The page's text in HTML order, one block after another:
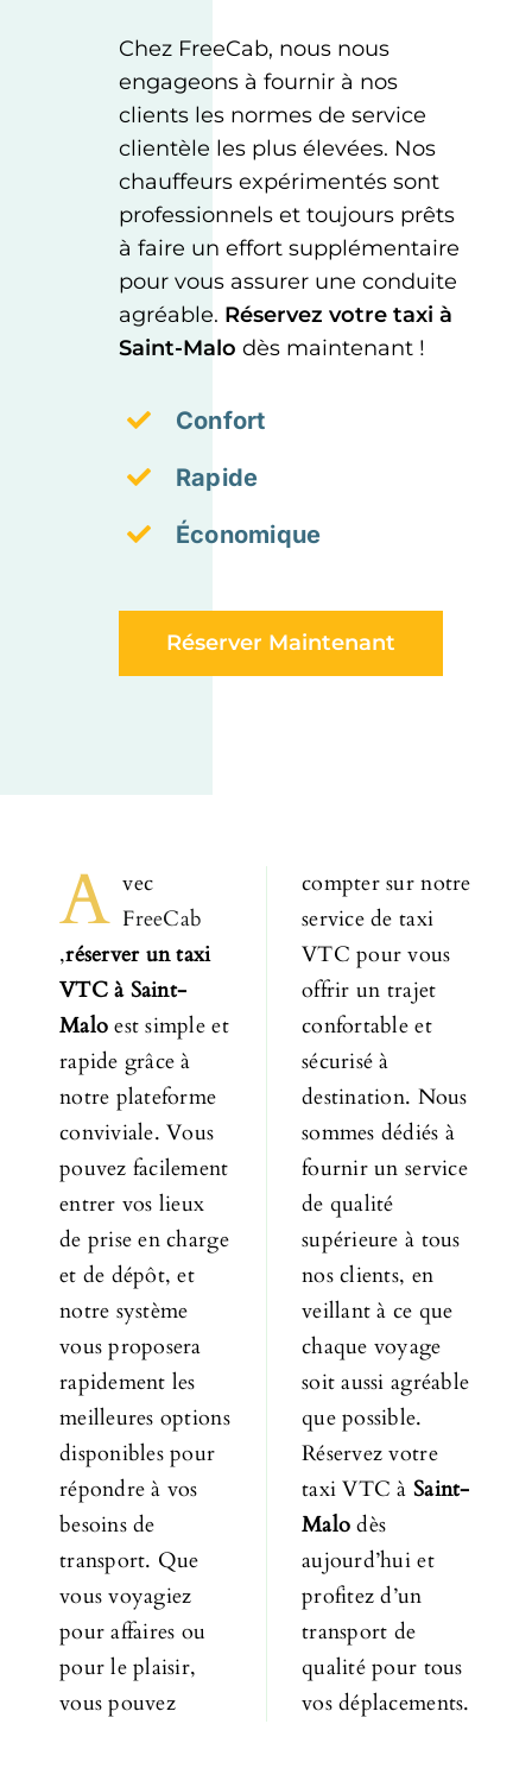
Chez FreeCab, nous nous
engageons à fournir à nos
clients les normes de service
clientèle les plus élevées. Nos
chauffeurs expérimentés sont
professionnels et toujours prêts
à faire un effort supplémentaire
pour vous assurer une conduite
agréable. Réservez votre taxi à
Saint-Malo dès maintenant !
Confort
Rapide
Économique
Réserver Maintenant
A vec
FreeCab
,réserver un taxi
VTC à Saint-
Malo est simple et
rapide grâce à
notre plateforme
conviviale. Vous
pouvez facilement
entrer vos lieux
de prise en charge
et de dépôt, et
notre système
vous proposera
rapidement les
meilleures options
disponibles pour
répondre à vos
besoins de
transport. Que
vous voyagiez
pour affaires ou
pour le plaisir,
vous pouvez
compter sur notre
service de taxi
VTC pour vous
offrir un trajet
confortable et
sécurisé à
destination. Nous
sommes dédiés à
fournir un service
de qualité
supérieure à tous
nos clients, en
veillant à ce que
chaque voyage
soit aussi agréable
que possible.
Réservez votre
taxi VTC à Saint-
Malo dès
aujourd’hui et
profitez d’un
transport de
qualité pour tous
vos déplacements.